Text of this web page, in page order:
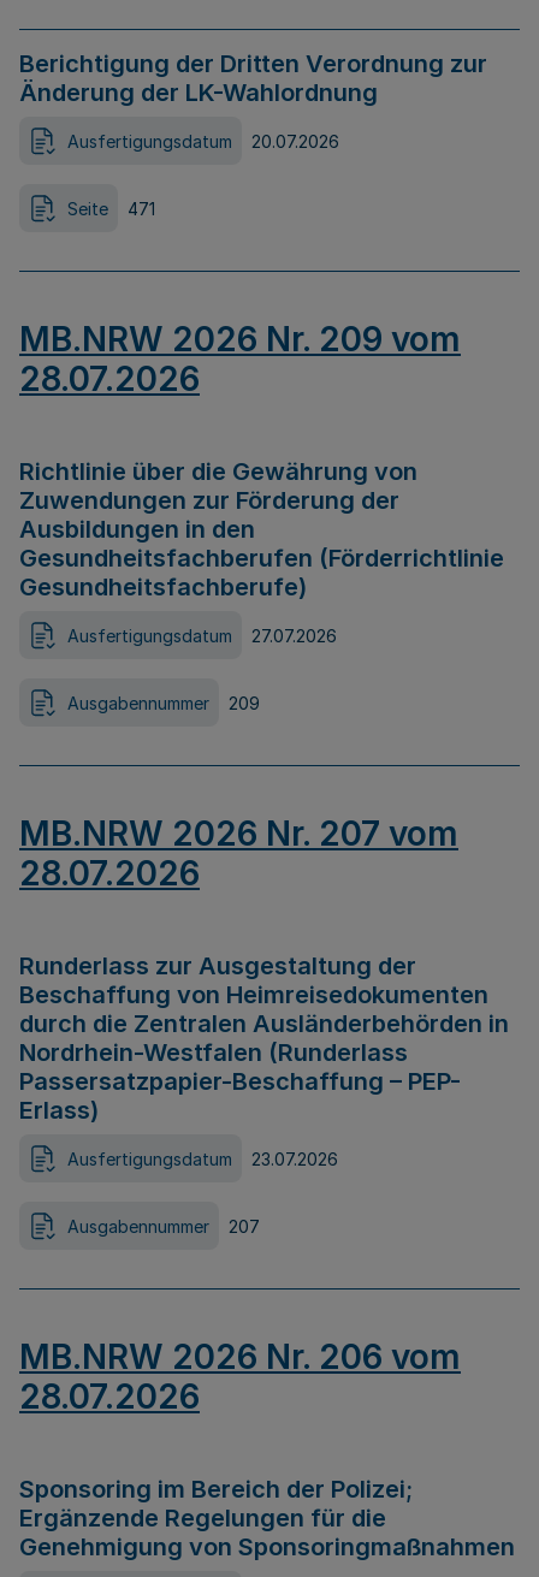
Berichtigung der Dritten Verordnung zur
Änderung der LK-Wahlordnung
Ausfertigungsdatum 20.07.2026
Seite 471
MB.NRW 2026 Nr. 209 vom
28.07.2026
Richtlinie über die Gewährung von
Zuwendungen zur Förderung der
Ausbildungen in den
Gesundheitsfachberufen (Förderrichtlinie
Gesundheitsfachberufe)
Ausfertigungsdatum 27.07.2026
Ausgabennummer 209
MB.NRW 2026 Nr. 207 vom
28.07.2026
Runderlass zur Ausgestaltung der
Beschaffung von Heimreisedokumenten
durch die Zentralen Ausländerbehörden in
Nordrhein-Westfalen (Runderlass
Passersatzpapier-Beschaffung – PEP-
Erlass)
Ausfertigungsdatum 23.07.2026
Ausgabennummer 207
MB.NRW 2026 Nr. 206 vom
28.07.2026
Sponsoring im Bereich der Polizei;
Ergänzende Regelungen für die
Genehmigung von Sponsoringmaßnahmen